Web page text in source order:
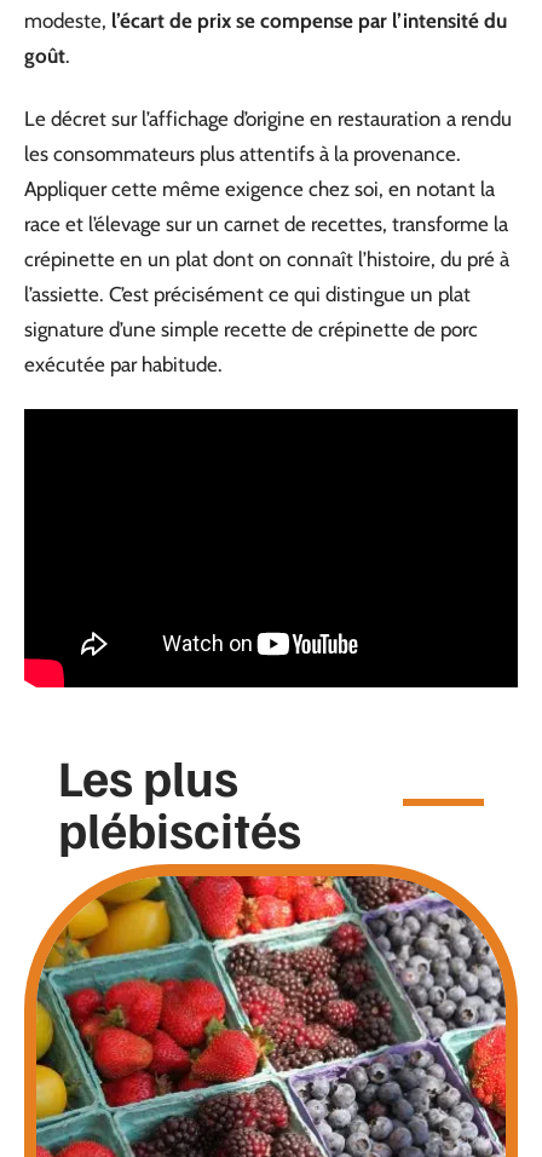
modeste, l’écart de prix se compense par l’intensité du
goût.
Le décret sur l’affichage d’origine en restauration a rendu
les consommateurs plus attentifs à la provenance.
Appliquer cette même exigence chez soi, en notant la
race et l’élevage sur un carnet de recettes, transforme la
crépinette en un plat dont on connaît l’histoire, du pré à
l’assiette. C’est précisément ce qui distingue un plat
signature d’une simple recette de crépinette de porc
exécutée par habitude.
Les plus
plébiscités